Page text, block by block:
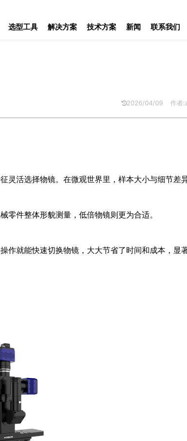
选型工具 解决方案 技术方案 新闻 联系我们
2026/04/09 作者
活选择物镜。在微观世界里，样本大小与细节差异
件整体形貌测量，低倍物镜则更为合适。
作就能快速切换物镜，大大节省了时间和成本，显